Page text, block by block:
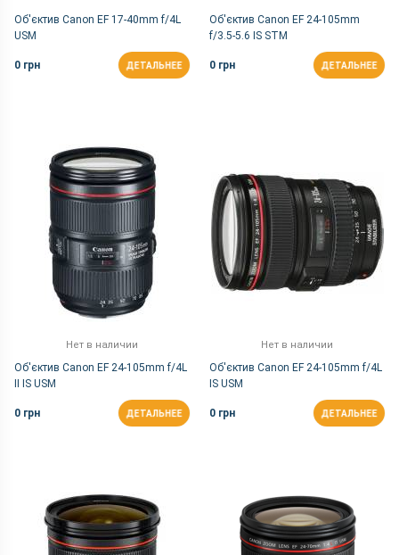
Об'єктив Canon EF 17-40mm f/4L
USM
0 грн ДЕТАЛЬНЕЕ
Об'єктив Canon EF 24-105mm
f/3.5-5.6 IS STM
0 грн ДЕТАЛЬНЕЕ
Нет в наличии
Об'єктив Canon EF 24-105mm f/4L
II IS USM
0 грн ДЕТАЛЬНЕЕ
Нет в наличии
Об'єктив Canon EF 24-105mm f/4L
IS USM
0 грн ДЕТАЛЬНЕЕ